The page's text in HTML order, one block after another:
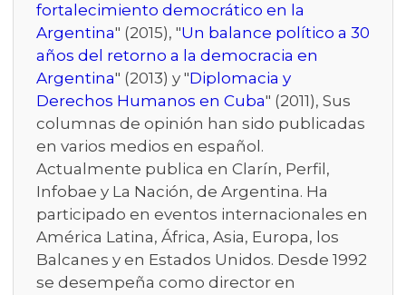
fortalecimiento democrático en la
Argentina" (2015), "Un balance político a 30
años del retorno a la democracia en
Argentina" (2013) y "Diplomacia y
Derechos Humanos en Cuba" (2011), Sus
columnas de opinión han sido publicadas
en varios medios en español.
Actualmente publica en Clarín, Perfil,
Infobae y La Nación, de Argentina. Ha
participado en eventos internacionales en
América Latina, África, Asia, Europa, los
Balcanes y en Estados Unidos. Desde 1992
se desempeña como director en